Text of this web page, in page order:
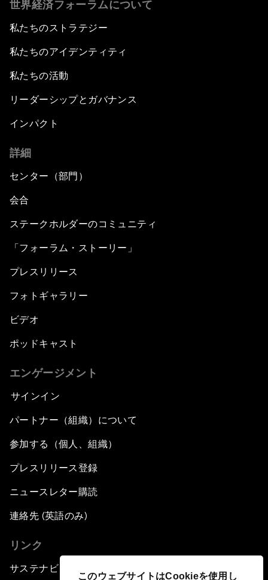
このウェブサイトはCookieを使用し
世界経済フォーラムについて
私たちのストラテジー
私たちのアイデンティティ
私たちの活動
リーダーシップとガバナンス
インパクト
詳細
センター（部門）
会合
ステークホルダーのコミュニティ
「フォーラム・ストーリー」
プレスリリース
フォトギャラリー
ビデオ
ポッドキャスト
エンゲージメント
サインイン
パートナー（組織）について
参加する（個人、組織）
プレスリリース登録
ニュースレター購読
連絡先 (英語のみ)
リンク
サステナビリティへの取り組み